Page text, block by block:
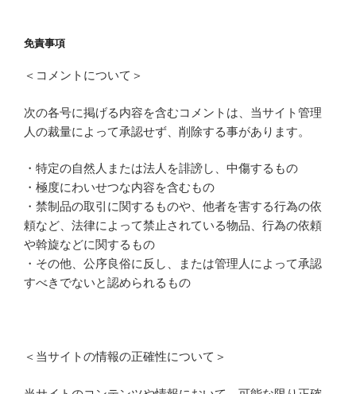
免責事項
＜コメントについて＞
次の各号に掲げる内容を含むコメントは、当サイト管理
人の裁量によって承認せず、削除する事があります。
・特定の自然人または法人を誹謗し、中傷するもの
・極度にわいせつな内容を含むもの
・禁制品の取引に関するものや、他者を害する行為の依
頼など、法律によって禁止されている物品、行為の依頼
や斡旋などに関するもの
・その他、公序良俗に反し、または管理人によって承認
すべきでないと認められるもの
＜当サイトの情報の正確性について＞